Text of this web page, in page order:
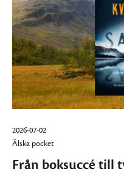
2026-07-02
Älska pocket
Från boksuccé till